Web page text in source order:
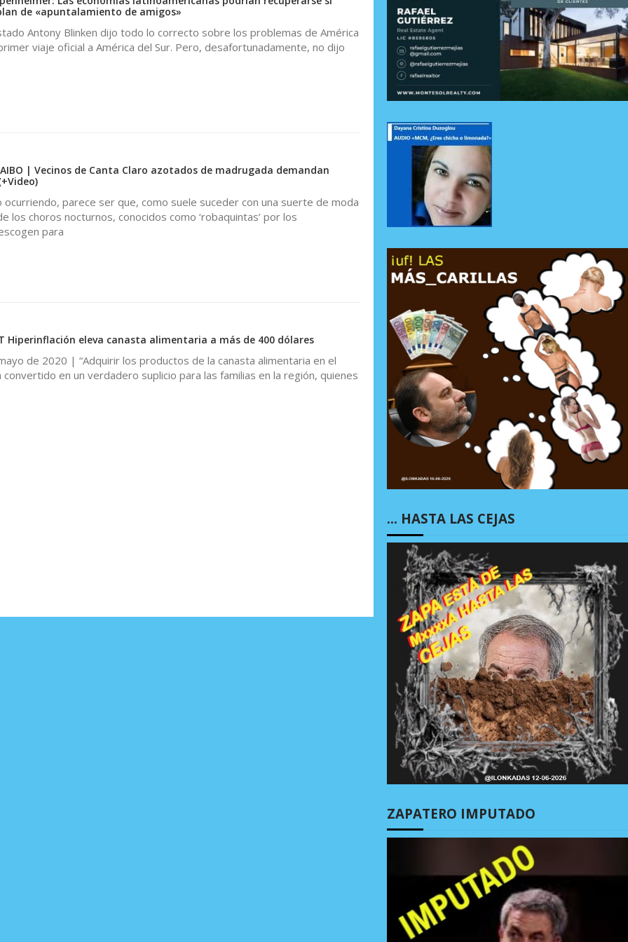
de «apuntalamiento de amigos»
Antony Blinken dijo todo lo correcto sobre los problemas de América
viaje oficial a América del Sur. Pero, desafortunadamente, no dijo
| Vecinos de Canta Claro azotados de madrugada demandan
ocurriendo, parece ser que, como suele suceder con una suerte de moda
los choros nocturnos, conocidos como ‘robaquintas’ por los
para
Hiperinflación eleva canasta alimentaria a más de 400 dólares
de 2020 | “Adquirir los productos de la canasta alimentaria en el
convertido en un verdadero suplicio para las familias en la región, quienes
… HASTA LAS CEJAS
ZAPATERO IMPUTADO